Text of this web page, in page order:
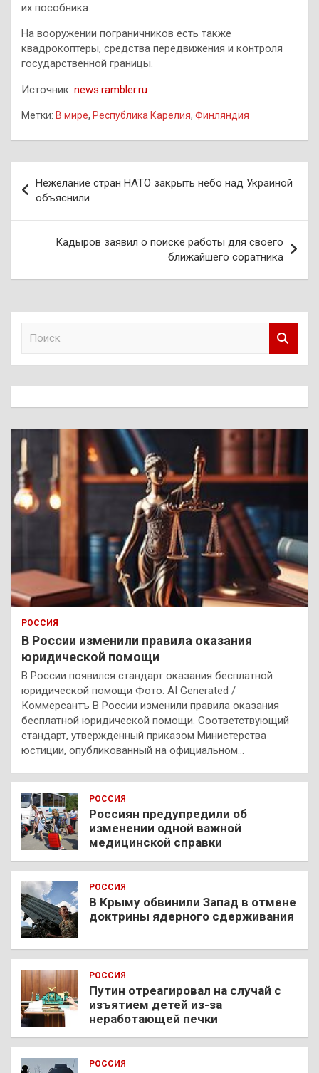
их пособника.
На вооружении пограничников есть также
квадрокоптеры, средства передвижения и контроля
государственной границы.
Источник: news.rambler.ru
Метки: В мире, Республика Карелия, Финляндия
по
записям
Нежелание стран НАТО закрыть небо над Украиной
объяснили
Кадыров заявил о поиске работы для своего
ближайшего соратника
к
РОССИЯ
В России изменили правила оказания
юридической помощи
В России появился стандарт оказания бесплатной
юридической помощи Фото: AI Generated /
Коммерсантъ В России изменили правила оказания
бесплатной юридической помощи. Соответствующий
стандарт, утвержденный приказом Министерства
юстиции, опубликованный на официальном…
РОССИЯ
Россиян предупредили об
изменении одной важной
медицинской справки
РОССИЯ
В Крыму обвинили Запад в отмене
доктрины ядерного сдерживания
РОССИЯ
Путин отреагировал на случай с
изъятием детей из-за
неработающей печки
РОССИЯ